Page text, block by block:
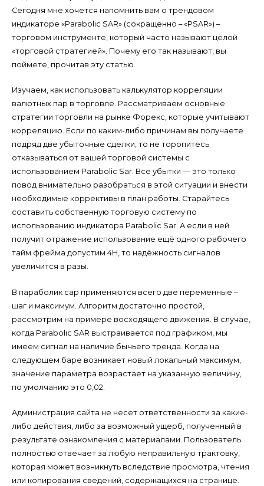
Сегодня мне хочется напомнить вам о трендовом
индикаторе «Parabolic SAR» (сокращенно – «PSAR») –
торговом инструменте, который часто называют целой
«торговой стратегией». Почему его так называют, вы
поймете, прочитав эту статью.
Изучаем, как использовать калькулятор корреляции
валютных пар в торговле. Рассматриваем основные
стратегии торговли на рынке Форекс, которые учитывают
корреляцию. Если по каким-либо причинам вы получаете
подряд две убыточные сделки, то не торопитесь
отказываться от вашей торговой системы с
использованием Parabolic Sar. Все убытки — это только
повод внимательно разобраться в этой ситуации и внести
необходимые коррективы в план работы. Старайтесь
составить собственную торговую систему по
использованию индикатора Parabolic Sar. А если в ней
получит отражение использование ещё одного рабочего
тайм фрейма допустим 4Н, то надёжность сигналов
увеличится в разы.
В параболик сар применяются всего две переменные –
шаг и максимум. Алгоритм достаточно простой,
рассмотрим на примере восходящего движения. В случае,
когда Parabolic SAR выстраивается под графиком, мы
имеем сигнал на наличие бычьего тренда. Когда на
следующем баре возникает новый локальный максимум,
значение параметра возрастает на указанную величину,
по умолчанию это 0,02.
Администрация сайта не несет ответственности за какие-
либо действия, либо за возможный ущерб, полученный в
результате ознакомления с материалами. Пользователь
полностью отвечает за любую неправильную трактовку,
которая может возникнуть вследствие просмотра, чтения
или копирования сведений, содержащихся на странице.